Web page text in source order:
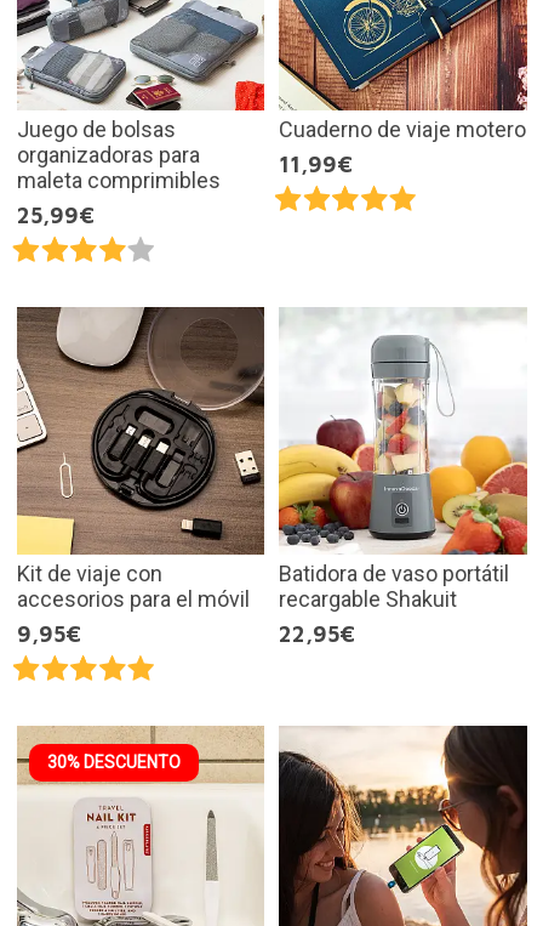
Juego de bolsas
organizadoras para
maleta comprimibles
25,99€
Cuaderno de viaje motero
11,99€
Kit de viaje con
accesorios para el móvil
9,95€
Batidora de vaso portátil
recargable Shakuit
22,95€
30% DESCUENTO